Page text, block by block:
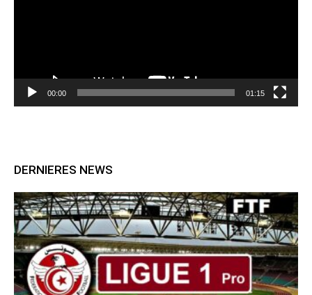
00:00 01:15
DERNIERES NEWS